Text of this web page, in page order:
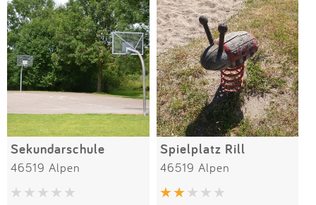
Anmelden
Sekundarschule
46519 Alpen
Spielplatz Rill
46519 Alpen